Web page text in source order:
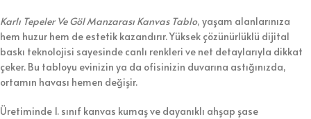
Karlı Tepeler Ve Göl Manzarası Kanvas Tablo, yaşam alanlarınıza
hem huzur hem de estetik kazandırır. Yüksek çözünürlüklü dijital
baskı teknolojisi sayesinde canlı renkleri ve net detaylarıyla dikkat
çeker. Bu tabloyu evinizin ya da ofisinizin duvarına astığınızda,
ortamın havası hemen değişir.
Üretiminde 1. sınıf kanvas kumaş ve dayanıklı ahşap şase